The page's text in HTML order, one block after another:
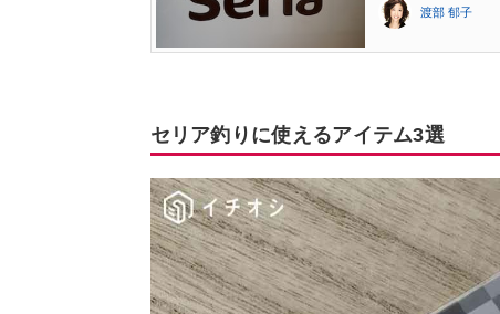
渡部 郁子
セリア釣りに使えるアイテム3選